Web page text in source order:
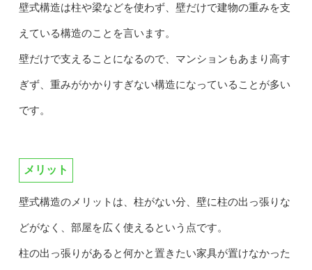
壁式構造は柱や梁などを使わず、壁だけで建物の重みを支
えている構造のことを言います。
壁だけで支えることになるので、マンションもあまり高す
ぎず、重みがかかりすぎない構造になっていることが多い
です。
メリット
壁式構造のメリットは、柱がない分、壁に柱の出っ張りな
どがなく、部屋を広く使えるという点です。
柱の出っ張りがあると何かと置きたい家具が置けなかった